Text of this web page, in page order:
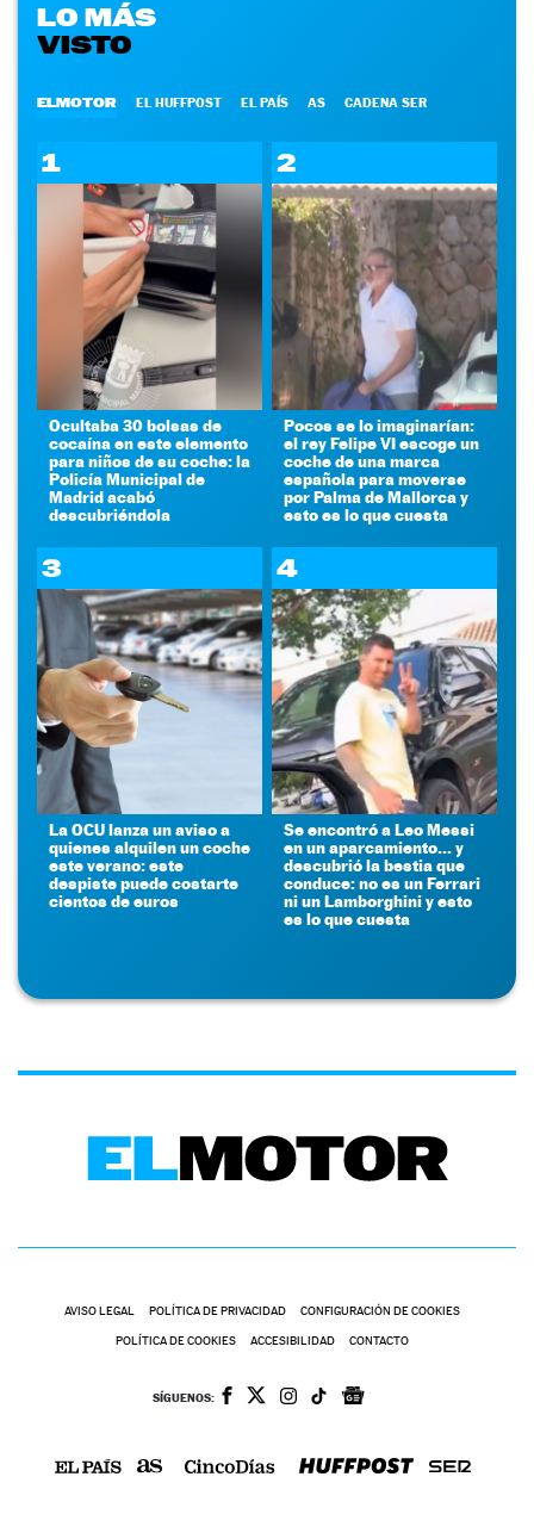
LO MÁS
VISTO
ELMOTOR EL HUFFPOST EL PAÍS AS CADENA SER
1
Ocultaba 30 bolsas de
cocaína en este elemento
para niños de su coche: la
Policía Municipal de
Madrid acabó
descubriéndola
2
Pocos se lo imaginarían:
el rey Felipe VI escoge un
coche de una marca
española para moverse
por Palma de Mallorca y
esto es lo que cuesta
3
La OCU lanza un aviso a
quienes alquilen un coche
este verano: este
despiste puede costarte
cientos de euros
4
Se encontró a Leo Messi
en un aparcamiento... y
descubrió la bestia que
conduce: no es un Ferrari
ni un Lamborghini y esto
es lo que cuesta
AVISO LEGAL POLÍTICA DE PRIVACIDAD CONFIGURACIÓN DE COOKIES
POLÍTICA DE COOKIES ACCESIBILIDAD CONTACTO
SÍGUENOS: